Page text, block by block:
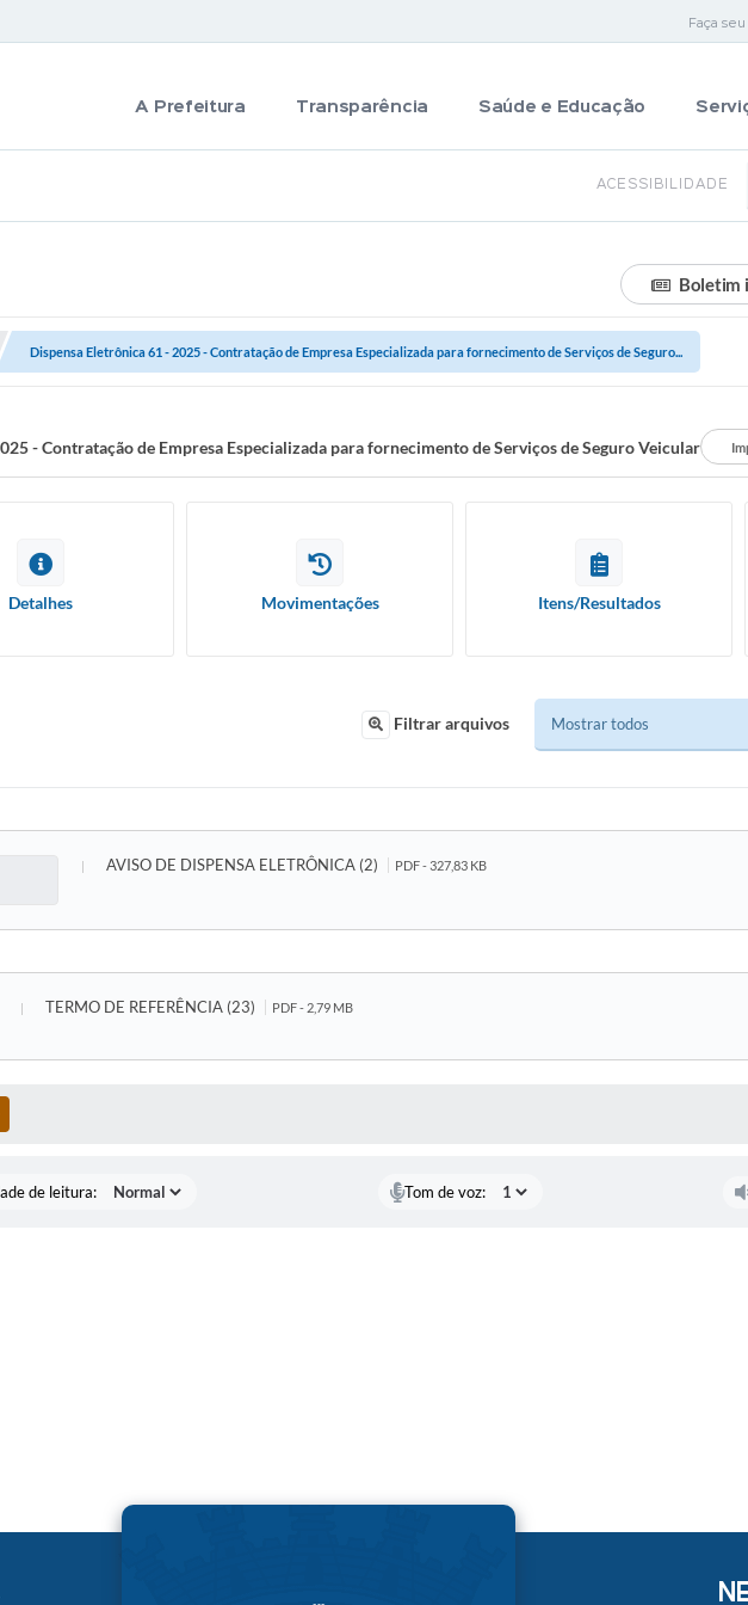
Faça
A Prefeitura Transparência Saúde e Educação
ACESSIBILIDADE
Boletim
Dispensa Eletrônica 61 - 2025 - Contratação de Empresa Especializada para fornecimento de Serviços de Seguro...
- Contratação de Empresa Especializada para fornecimento de Serviços de Seguro Veicular
Detalhes Movimentações Itens/Resultados
Filtrar arquivos
AVISO DE DISPENSA ELETRÔNICA (2) PDF - 327,83 KB
TERMO DE REFERÊNCIA (23) PDF - 2,79 MB
de leitura: Tom de voz: